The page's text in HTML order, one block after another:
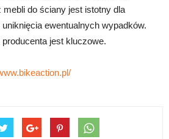
do ściany jest istotny dla
ewentualnych wypadków.
jest kluczowe.